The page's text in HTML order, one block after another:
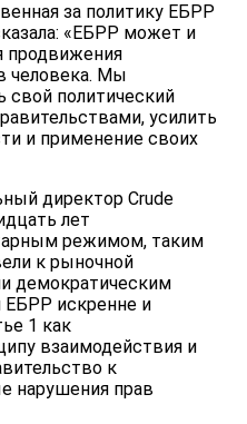
за политику ЕБРР
«ЕБРР может и
продвижения
человека. Мы
политический
усилить
и применение своих
директор Crude
лет
режимом, таким
к рыночной
демократическим
искренне и
1 как
взаимодействия и
к
нарушения прав